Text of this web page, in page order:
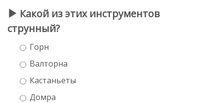
Какой из этих инструментов
струнный?
Горн
Валторна
Кастаньеты
Домра